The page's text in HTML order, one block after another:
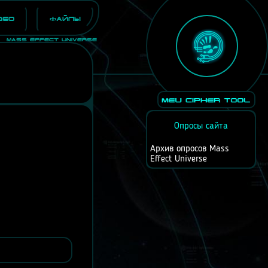
Mass Effect Universe
Файлы
Опросы сайта
Архив опросов Mass
Effect Universe